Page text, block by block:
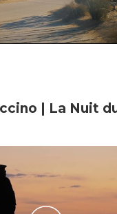
Video
| La Nuit